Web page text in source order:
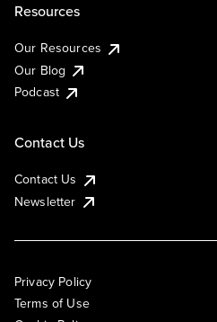
Resources
Our Resources
Our Blog
Podcast
Contact Us
Contact Us
Newsletter
Privacy Policy
Terms of Use